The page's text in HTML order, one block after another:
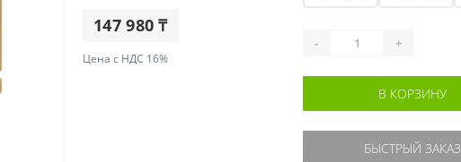
147 980 ₸
Цена с НДС 16%
- +
В КОРЗИНУ
БЫСТРЫЙ ЗАКАЗ